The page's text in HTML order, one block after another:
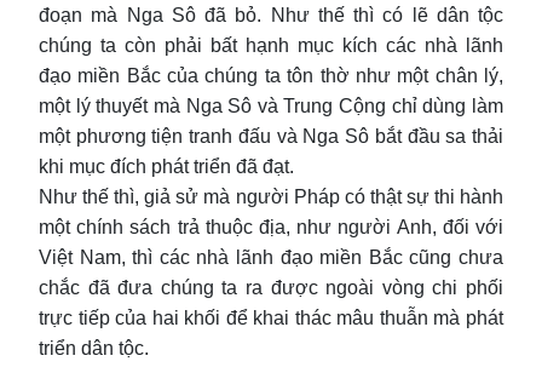
đoạn mà Nga Sô đã bỏ. Như thế thì có lẽ dân tộc
chúng ta còn phải bất hạnh mục kích các nhà lãnh
đạo miền Bắc của chúng ta tôn thờ như một chân lý,
một lý thuyết mà Nga Sô và Trung Cộng chỉ dùng làm
một phương tiện tranh đấu và Nga Sô bắt đầu sa thải
khi mục đích phát triển đã đạt.
Như thế thì, giả sử mà người Pháp có thật sự thi hành
một chính sách trả thuộc địa, như người Anh, đối với
Việt Nam, thì các nhà lãnh đạo miền Bắc cũng chưa
chắc đã đưa chúng ta ra được ngoài vòng chi phối
trực tiếp của hai khối để khai thác mâu thuẫn mà phát
triển dân tộc.